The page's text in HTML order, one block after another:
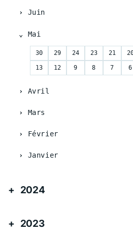
Juin
Mai
30 29 24 23 21
13 12 9 8 7 6
Avril
Mars
Février
Janvier
2024
2023